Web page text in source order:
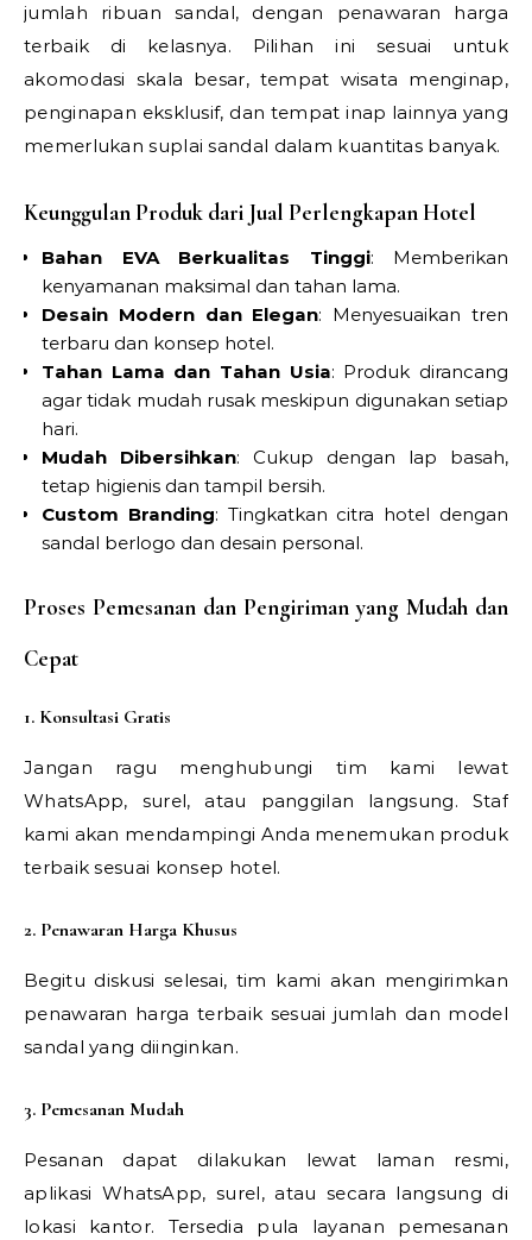
jumlah ribuan sandal, dengan penawaran harga
terbaik di kelasnya. Pilihan ini sesuai untuk
akomodasi skala besar, tempat wisata menginap,
penginapan eksklusif, dan tempat inap lainnya yang
memerlukan suplai sandal dalam kuantitas banyak.
Keunggulan Produk dari Jual Perlengkapan Hotel
Bahan EVA Berkualitas Tinggi: Memberikan
kenyamanan maksimal dan tahan lama.
Desain Modern dan Elegan: Menyesuaikan tren
terbaru dan konsep hotel.
Tahan Lama dan Tahan Usia: Produk dirancang
agar tidak mudah rusak meskipun digunakan setiap
hari.
Mudah Dibersihkan: Cukup dengan lap basah,
tetap higienis dan tampil bersih.
Custom Branding: Tingkatkan citra hotel dengan
sandal berlogo dan desain personal.
Proses Pemesanan dan Pengiriman yang Mudah dan
Cepat
1. Konsultasi Gratis
Jangan ragu menghubungi tim kami lewat
WhatsApp, surel, atau panggilan langsung. Staf
kami akan mendampingi Anda menemukan produk
terbaik sesuai konsep hotel.
2. Penawaran Harga Khusus
Begitu diskusi selesai, tim kami akan mengirimkan
penawaran harga terbaik sesuai jumlah dan model
sandal yang diinginkan.
3. Pemesanan Mudah
Pesanan dapat dilakukan lewat laman resmi,
aplikasi WhatsApp, surel, atau secara langsung di
lokasi kantor. Tersedia pula layanan pemesanan